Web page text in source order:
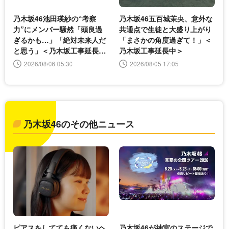
乃木坂46池田瑛紗の“考察
力”にメンバー騒然「頭良過
ぎるかも…」「絶対未来人だ
と思う」＜乃木坂工事延長中
＞ 2026/08/06 05:30
乃木坂46五百城茉央、意外な
共通点で生徒と大盛り上がり
「まさかの角度過ぎて！」＜
乃木坂工事延長中＞
2026/08/05 17:05
乃木坂46のその他ニュース